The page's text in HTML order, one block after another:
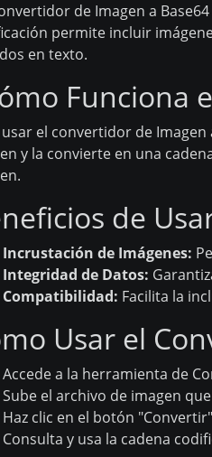
de Imagen a
permite incluir
en texto.
Funciona
el convertidor de
y la convierte en una
de
Incrustación de Imágenes:
Integridad de Datos:
Compatibilidad: Facilita la
Usar el
Accede a la herramienta de
Sube el archivo de imagen
Haz clic en el botón
Consulta y usa la cadena